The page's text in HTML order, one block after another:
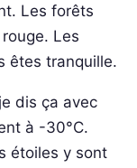
Les forêts
Les
êtes tranquille.
dis ça avec
à -30°C.
étoiles y sont